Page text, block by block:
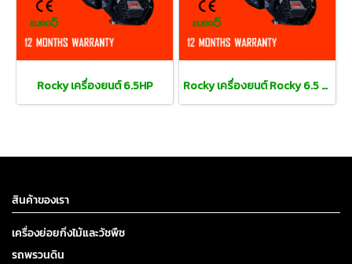
Rocky เครื่องยนต์ 6.5HP Rocky เครื่องยนต์ Rocky 6.5 แรงม้า
สินค้าของเรา
เครื่องย่อยกิ่งไม้และวัชพืช
รถพรวนดิน